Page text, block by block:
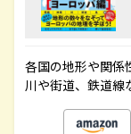
各国の地形や関係
川や街道、鉄道線